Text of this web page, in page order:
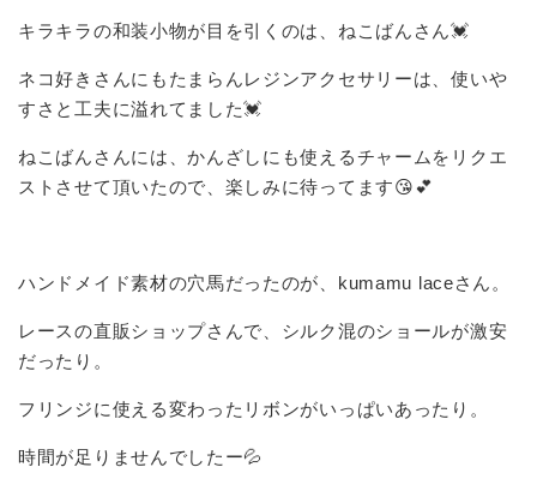
キラキラの和装小物が目を引くのは、ねこばんさん💓
ネコ好きさんにもたまらんレジンアクセサリーは、使いや
すさと工夫に溢れてました💓
ねこばんさんには、かんざしにも使えるチャームをリクエ
ストさせて頂いたので、楽しみに待ってます😘💕
ハンドメイド素材の穴馬だったのが、kumamu laceさん。
レースの直販ショップさんで、シルク混のショールが激安
だったり。
フリンジに使える変わったリボンがいっぱいあったり。
時間が足りませんでしたー💦